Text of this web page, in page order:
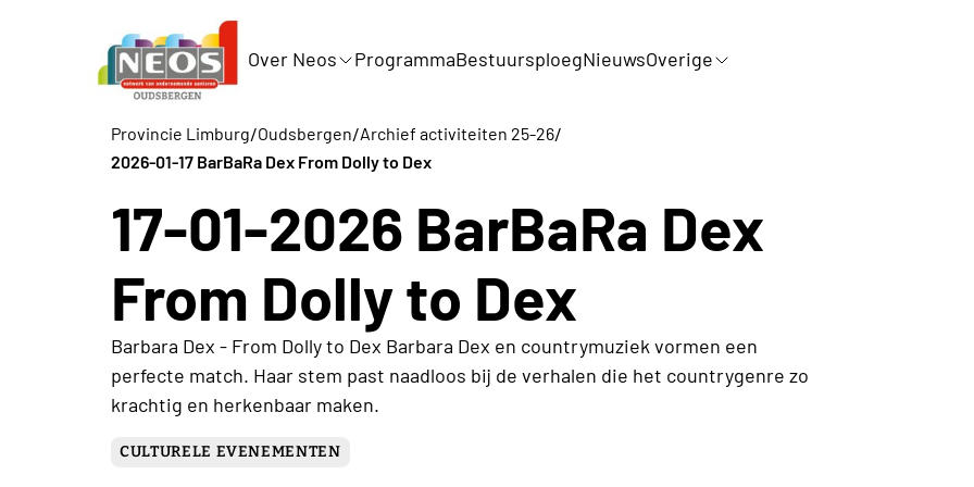
Over Neos ProgrammaBestuursploegNieuwsOverige
Provincie Limburg/Oudsbergen/Archief activiteiten 25-26/
2026-01-17 BarBaRa Dex From Dolly to Dex
17-01-2026 BarBaRa Dex
From Dolly to Dex
Barbara Dex - From Dolly to Dex Barbara Dex en countrymuziek vormen een
perfecte match. Haar stem past naadloos bij de verhalen die het countrygenre zo
krachtig en herkenbaar maken.
CULTURELE EVENEMENTEN